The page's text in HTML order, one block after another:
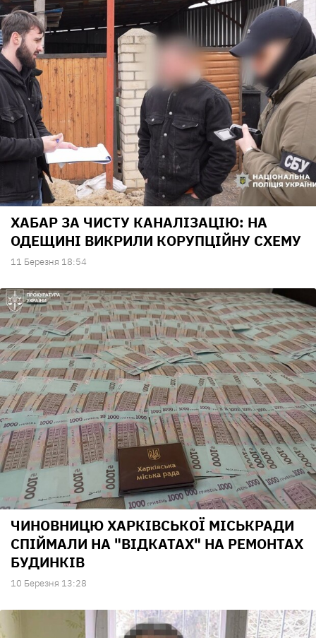
ХАБАР ЗА ЧИСТУ КАНАЛІЗАЦІЮ: НА
ОДЕЩИНІ ВИКРИЛИ КОРУПЦІЙНУ СХЕМУ
11 Березня 18:54
ЧИНОВНИЦЮ ХАРКІВСЬКОЇ МІСЬКРАДИ
СПІЙМАЛИ НА "ВІДКАТАХ" НА РЕМОНТАХ
БУДИНКІВ
10 Березня 13:28